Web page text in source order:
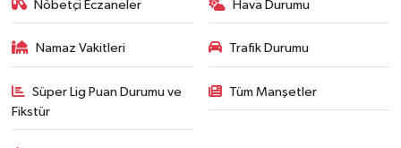
Nöbetçi Eczaneler Hava Durumu
Namaz Vakitleri Trafik Durumu
Süper Lig Puan Durumu ve
Fikstür
Tüm Manşetler